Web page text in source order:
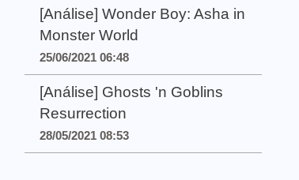
[Análise] Wonder Boy: Asha in
Monster World
25/06/2021 06:48
[Análise] Ghosts 'n Goblins
Resurrection
28/05/2021 08:53